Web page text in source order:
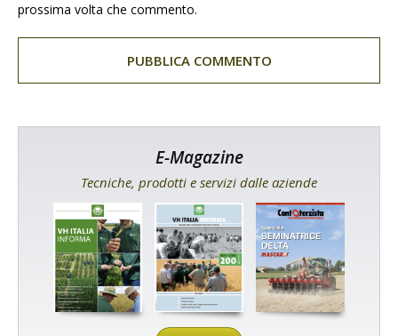
prossima volta che commento.
E-Magazine
Tecniche, prodotti e servizi dalle aziende